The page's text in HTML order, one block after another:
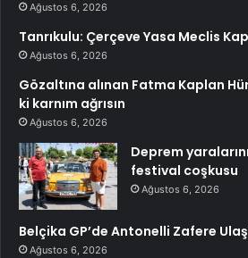
Ağustos 6, 2026
Tanrıkulu: Çerçeve Yasa Meclis
Ağustos 6, 2026
Gözaltına alınan Fatma Kaplan
ki karnım ağrısın
Ağustos 6, 2026
Deprem
festival coşkusu
Ağustos 6, 2026
Belçika GP’de Antonelli Zafere
Ağustos 6, 2026